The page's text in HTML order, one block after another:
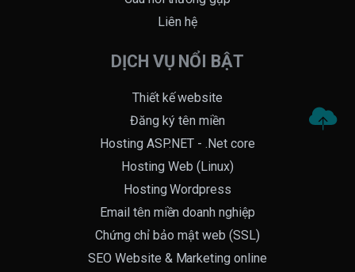
Liên hệ
DỊCH VỤ NỔI BẬT
Thiết kế website
Đăng ký tên miền
Hosting ASP.NET - .Net core
Hosting Web (Linux)
Hosting Wordpress
Email tên miền doanh nghiệp
Chứng chỉ bảo mật web (SSL)
SEO Website & Marketing online